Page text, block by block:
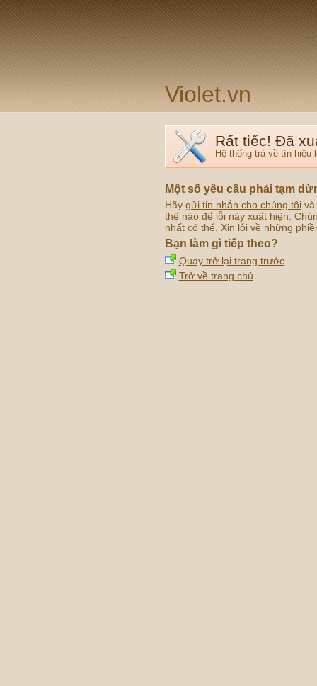
Violet.vn
Rất tiếc! Đã
Hệ thống trả về tín hiệu
Một số yêu cầu phải tạm
Hãy gửi tin nhắn cho chúng tôivà
thế nào để lỗi này xuất hiện.
nhất có thể. Xin lỗi về những
Bạn làm gì tiếp theo?
Quay trở lại trang trước
Trở về trang chủ